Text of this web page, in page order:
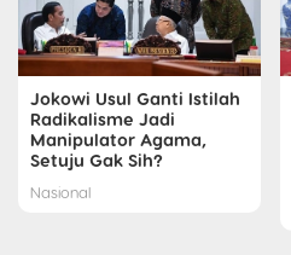
Jokowi Usul Ganti Istilah
Radikalisme Jadi
Manipulator Agama,
Setuju Gak Sih?
Nasional